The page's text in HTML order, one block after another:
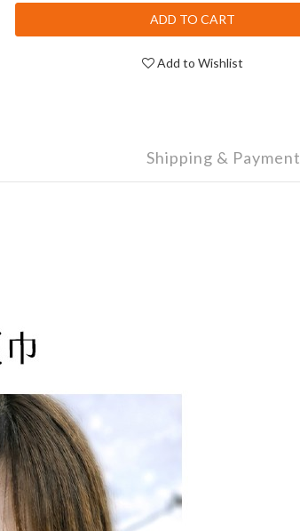
ADD TO CART
Add to Wishlist
Shipping & Payment